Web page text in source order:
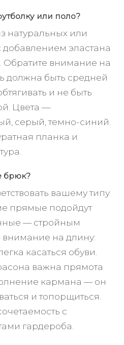
или поло?
натуральных или
эластана
Обратите внимание на
должна быть средней
и не быть
Цвета —
серый, темно-синий.
планка и
брюк?
вашему типу
прямые подойдут
— стройным
на длину:
касаться обуви.
важна прямота
кармана — он
и топорщиться.
с
гардероба.